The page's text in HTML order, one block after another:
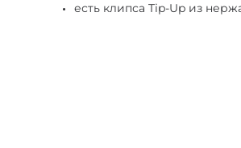
есть клипса Tip-Up из